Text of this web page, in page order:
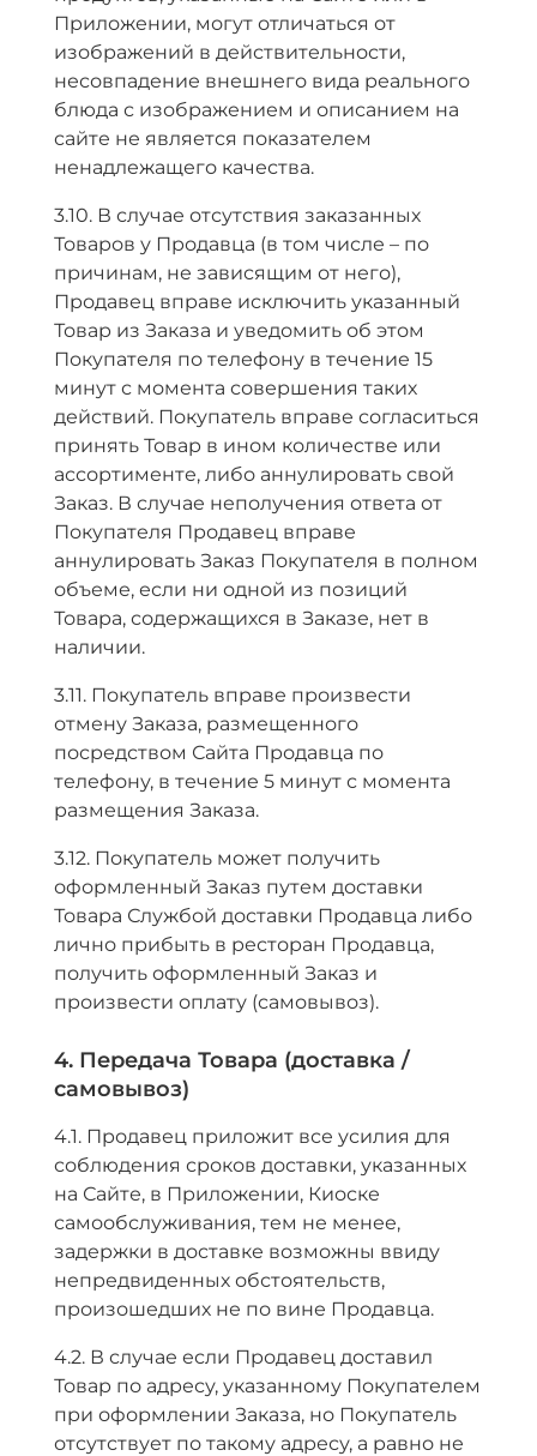
Приложении, могут отличаться от
изображений в действительности,
несовпадение внешнего вида реального
блюда с изображением и описанием на
сайте не является показателем
ненадлежащего качества.
3.10. В случае отсутствия заказанных
Товаров у Продавца (в том числе – по
причинам, не зависящим от него),
Продавец вправе исключить указанный
Товар из Заказа и уведомить об этом
Покупателя по телефону в течение 15
минут с момента совершения таких
действий. Покупатель вправе согласиться
принять Товар в ином количестве или
ассортименте, либо аннулировать свой
Заказ. В случае неполучения ответа от
Покупателя Продавец вправе
аннулировать Заказ Покупателя в полном
объеме, если ни одной из позиций
Товара, содержащихся в Заказе, нет в
наличии.
3.11. Покупатель вправе произвести
отмену Заказа, размещенного
посредством Сайта Продавца по
телефону, в течение 5 минут с момента
размещения Заказа.
3.12. Покупатель может получить
оформленный Заказ путем доставки
Товара Службой доставки Продавца либо
лично прибыть в ресторан Продавца,
получить оформленный Заказ и
произвести оплату (самовывоз).
4. Передача Товара (доставка /
самовывоз)
4.1. Продавец приложит все усилия для
соблюдения сроков доставки, указанных
на Сайте, в Приложении, Киоске
самообслуживания, тем не менее,
задержки в доставке возможны ввиду
непредвиденных обстоятельств,
произошедших не по вине Продавца.
4.2. В случае если Продавец доставил
Товар по адресу, указанному Покупателем
при оформлении Заказа, но Покупатель
отсутствует по такому адресу, а равно не